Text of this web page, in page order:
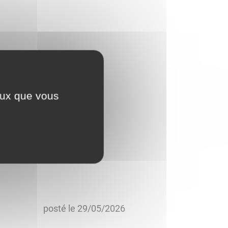
à son usage de la
posté le 29/05/2026
que vous